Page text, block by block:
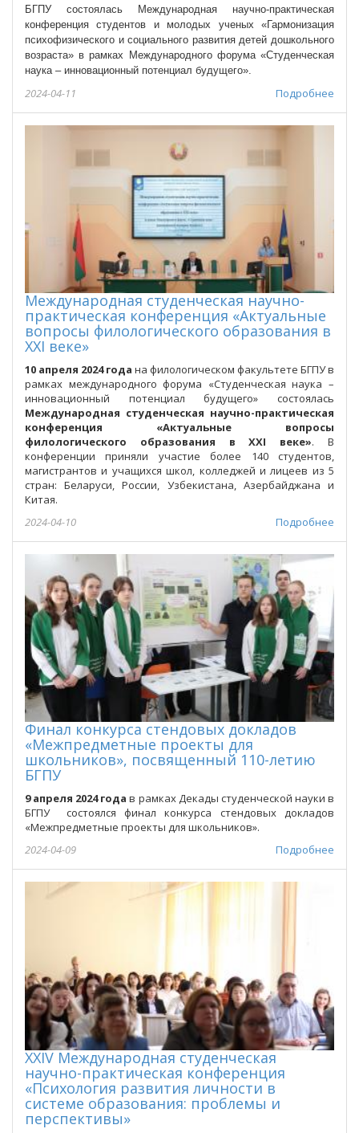
БГПУ состоялась Международная научно-практическая
конференция студентов и молодых ученых «Гармонизация
психофизического и социального развития детей дошкольного
возраста» в рамках Международного форума «Студенческая
наука – инновационный потенциал будущего».
Подробнее
2024-04-11
Международная студенческая научно-
практическая конференция «Актуальные
вопросы филологического образования в
XXI веке»
10 апреля 2024 года на филологическом факультете БГПУ в
рамках международного форума «Студенческая наука –
инновационный потенциал будущего» состоялась
Международная студенческая научно-практическая
конференция «Актуальные вопросы
филологического образования в ХХI веке». В
конференции приняли участие более 140 студентов,
магистрантов и учащихся школ, колледжей и лицеев из 5
стран: Беларуси, России, Узбекистана, Азербайджана и
Китая.
Подробнее
2024-04-10
Финал конкурса стендовых докладов
«Межпредметные проекты для
школьников», посвященный 110-летию
БГПУ
9 апреля 2024 года в рамках Декады студенческой науки в
БГПУ состоялся финал конкурса стендовых докладов
«Межпредметные проекты для школьников».
Подробнее
2024-04-09
XXIV Международная студенческая
научно-практическая конференция
«Психология развития личности в
системе образования: проблемы и
перспективы»